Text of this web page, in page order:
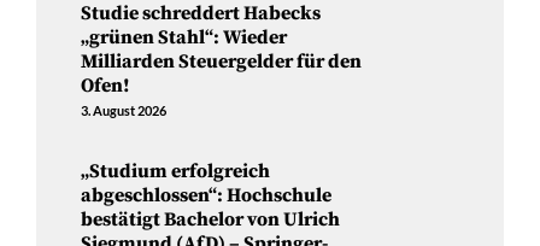
Studie schreddert Habecks
„grünen Stahl“: Wieder
Milliarden Steuergelder für den
Ofen!
3. August 2026
„Studium erfolgreich
abgeschlossen“: Hochschule
bestätigt Bachelor von Ulrich